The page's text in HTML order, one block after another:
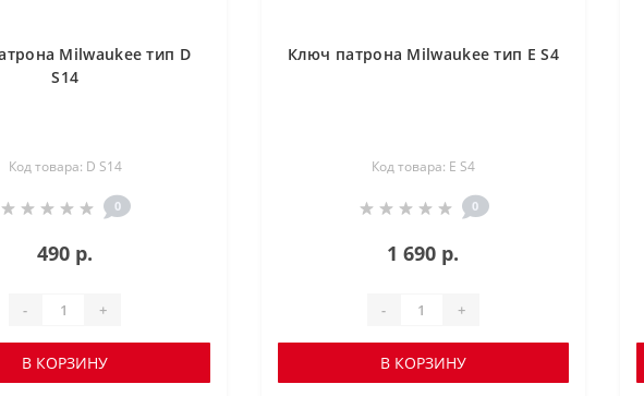
Milwaukee тип D
S14
Код товара: D S14
0
490 р.
- +
В КОРЗИНУ
Ключ патрона Milwaukee тип E S4
Код товара: E S4
0
1 690 р.
- +
В КОРЗИНУ